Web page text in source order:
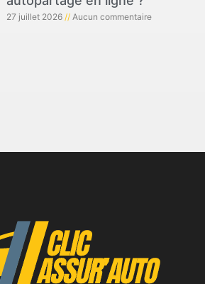
27 juillet 2026 Aucun commentaire